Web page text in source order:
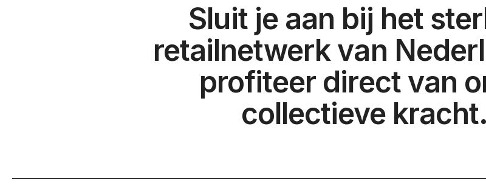
Sluit je aan bij het
retailnetwerk van
profiteer direct van
collectieve kracht.